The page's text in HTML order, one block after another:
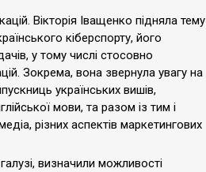
Вікторія Іващенко підняла тему
кіберспорту, його
у тому числі стосовно
Зокрема, вона звернула увагу на
українських вишів,
мови, та разом із тим і
різних аспектів маркетингових
визначили можливості